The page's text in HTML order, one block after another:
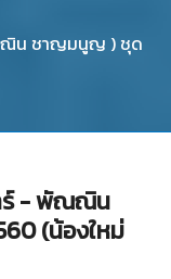
ณิน ชาญมนูญ ) ชุด
ร์ - พัณณิน
(น้องใหม่